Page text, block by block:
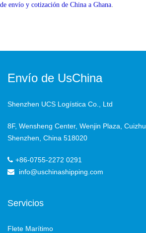
de envío y cotización de China a Ghana
Envío de UsChina
Shenzhen UCS Logística Co., Ltd
8F, Wensheng Center, Wenjin Plaza,
Shenzhen, China 518020
+86-0755-2272 0291
info@uschinashipping.com
Servicios
Flete Marítimo